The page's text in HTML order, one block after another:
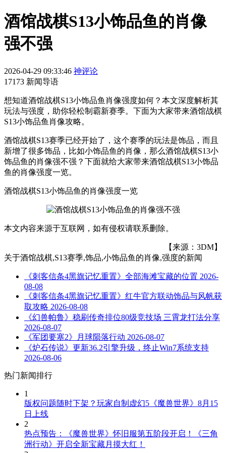
酒馆战棋S13小饰品鱼的肖像
强不强
2026-04-29 09:33:46 神评论
17173 新闻导语
想知道酒馆战棋S13小饰品鱼肖像强度如何？本文深度解析其
玩法与强度，助你轻松制霸新赛季。下面为大家带来酒馆战棋
S13小饰品鱼肖像攻略。
酒馆战棋S13赛季已经开始了，这个赛季的玩法是饰品，而且
新增了很多饰品，比如小饰品鱼的肖像，那么酒馆战棋S13小
饰品鱼的肖像强不强？下面就给大家带来酒馆战棋S13小饰品
鱼的肖像强度一览。
酒馆战棋S13小饰品鱼的肖像强度一览
本文内容来源于互联网，如有侵权请联系删除。
【来源：3DM】
关于酒馆战棋,S13赛季,饰品,小饰品鱼的肖像,强度的新闻
《刺客信条4黑旗记忆重置》全部海滩宝藏的位置 2026-
08-08
《刺客信条4黑旗记忆重置》红牛官方联动饰品与风帆获
取攻略 2026-08-08
《幻兽帕鲁》稳刷传奇排位80级竞技场 三霄龙打法分享
2026-08-07
《军团要塞2》月球陨落行动 2026-08-07
《炉石传说》更新36.2引擎升级，终止Win7系统支持
2026-08-06
热门新闻排行
1
版权问题随时下架？玩家自制虚幻5《魔兽世界》8月15
日上线
2
热点预告：《魔兽世界》怀旧服第五阶段开启！《三角
洲行动》开启全新宝藏月摸大红！